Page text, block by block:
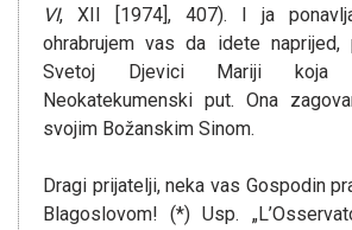
VI, XII [1974], 407). I ja
ohrabrujem vas da idete naprijed,
Svetoj Djevici Mariji koja
Neokatekumenski put. Ona
svojim Božanskim Sinom.
Dragi prijatelji, neka vas Gospodin
Blagoslovom! (*) Usp.